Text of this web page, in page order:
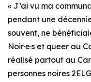
« J’ai vu ma
pendant une
souvent, ne
Noir·e·s et queer au
réalisé partout au
personnes noires